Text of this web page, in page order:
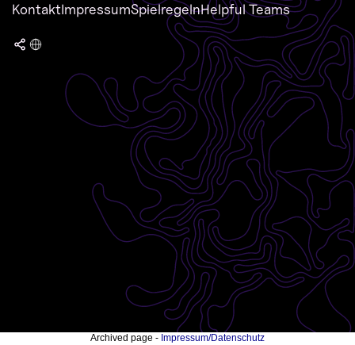
KontaktImpressumSpielregelnHelpful Teams
Archived page - Impressum/Datenschutz